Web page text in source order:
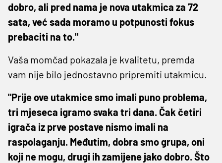
dobro, ali pred nama je nova utakmica za 72
sata, već sada moramo u potpunosti fokus
prebaciti na to."
Vaša momčad pokazala je kvalitetu, premda
vam nije bilo jednostavno pripremiti utakmicu.
"Prije ove utakmice smo imali puno problema,
tri mjeseca igramo svaka tri dana. Čak četiri
igrača iz prve postave nismo imali na
raspolaganju. Međutim, dobra smo grupa, oni
koji ne mogu, drugi ih zamijene jako dobro. Što